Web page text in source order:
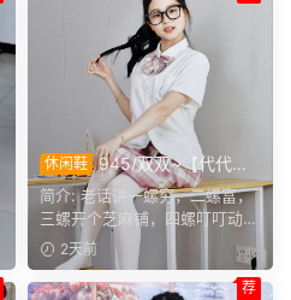
休闲鞋 945/双双~【代代相
传】提起手指螺纹的老话，不
少人小时候都听过，大家还能
回忆起几句？
简介: 老话讲一螺穷，二螺富，
三螺开个芝麻铺，四螺叮叮动，
五螺挑屎桶。和双双聊...
2天前
荐